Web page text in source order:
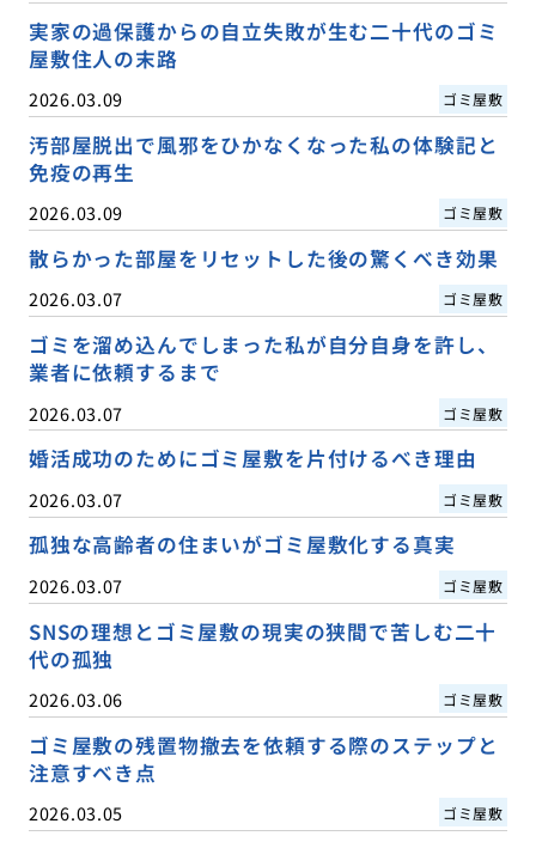
実家の過保護からの自立失敗が生む二十代のゴミ
屋敷住人の末路
2026.03.09 ゴミ屋敷
汚部屋脱出で風邪をひかなくなった私の体験記と
免疫の再生
2026.03.09 ゴミ屋敷
散らかった部屋をリセットした後の驚くべき効果
2026.03.07 ゴミ屋敷
ゴミを溜め込んでしまった私が自分自身を許し、
業者に依頼するまで
2026.03.07 ゴミ屋敷
婚活成功のためにゴミ屋敷を片付けるべき理由
2026.03.07 ゴミ屋敷
孤独な高齢者の住まいがゴミ屋敷化する真実
2026.03.07 ゴミ屋敷
SNSの理想とゴミ屋敷の現実の狭間で苦しむ二十
代の孤独
2026.03.06 ゴミ屋敷
ゴミ屋敷の残置物撤去を依頼する際のステップと
注意すべき点
2026.03.05 ゴミ屋敷